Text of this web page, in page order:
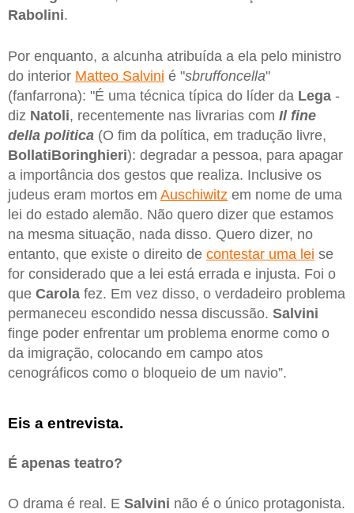
Rabolini.
Por enquanto, a alcunha atribuída a ela pelo ministro
do interior Matteo Salvini é "sbruffoncella"
(fanfarrona): "É uma técnica típica do líder da Lega -
diz Natoli, recentemente nas livrarias com Il fine
della politica (O fim da política, em tradução livre,
BollatiBoringhieri): degradar a pessoa, para apagar
a importância dos gestos que realiza. Inclusive os
judeus eram mortos em Auschiwitz em nome de uma
lei do estado alemão. Não quero dizer que estamos
na mesma situação, nada disso. Quero dizer, no
entanto, que existe o direito de contestar uma lei se
for considerado que a lei está errada e injusta. Foi o
que Carola fez. Em vez disso, o verdadeiro problema
permaneceu escondido nessa discussão. Salvini
finge poder enfrentar um problema enorme como o
da imigração, colocando em campo atos
cenográficos como o bloqueio de um navio”.
Eis a entrevista.
É apenas teatro?
O drama é real. E Salvini não é o único protagonista.